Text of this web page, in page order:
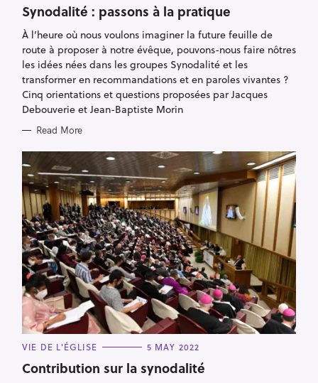
T
E
G
O
I
E
S
Synodalité : passons à la pratique
À l’heure où nous voulons imaginer la future feuille de
route à proposer à notre évêque, pouvons-nous faire nôtres
les idées nées dans les groupes Synodalité et les
transformer en recommandations et en paroles vivantes ?
Cinq orientations et questions proposées par Jacques
Debouverie et Jean-Baptiste Morin
Read More
C
T
E
VIE DE L'ÉGLISE 5 MAY 2022
Contribution sur la synodalité